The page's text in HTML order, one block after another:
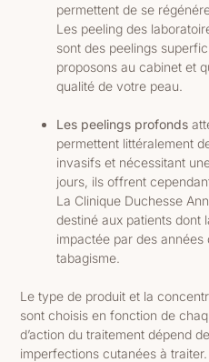
permettent de se
Les peeling des
sont des peelings
proposons au cabinet et
qualité de votre peau.
Les peelings profonds
permettent littéralement
invasifs et nécessitant
jours, ils offrent
La Clinique Duchesse
destiné aux patients dont
impactée par des années
tabagisme.
Le type de produit et la
sont choisis en fonction de
d’action du traitement dépend
imperfections cutanées à traiter.